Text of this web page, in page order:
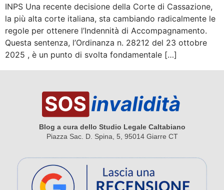
INPS Una recente decisione della Corte di Cassazione,
la più alta corte italiana, sta cambiando radicalmente le
regole per ottenere l’Indennità di Accompagnamento.
Questa sentenza, l’Ordinanza n. 28212 del 23 ottobre
2025 , è un punto di svolta fondamentale […]
Blog a cura dello Studio Legale Caltabiano
Piazza Sac. D. Spina, 5, 95014 Giarre CT